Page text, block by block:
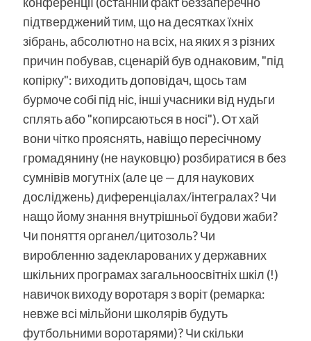
підтверджений тим, що на десятках їхніх
зібрань, абсолютно на всіх, на яких я з різних
причин побував, сценарій був однаковим, "під
копірку": виходить доповідач, щось там
бурмоче собі під ніс, інші учасники від нудьги
сплять або "копирсаються в носі"). От хай
вони чітко прояснять, навіщо пересічному
громадянину (не науковцю) розбиратися в без
сумнівів могутніх (але це — для наукових
досліджень) диференціалах/інтегралах? Чи
нащо йому знання внутрішньої будови жаби?
Чи поняття органел/цитозоль? Чи
виробленню задекларованих у державних
шкільних програмах загальноосвітніх шкіл (!)
навичок виходу воротаря з воріт (ремарка:
невже всі мільйони школярів будуть
футбольними воротарями)? Чи скільки